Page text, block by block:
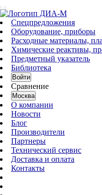
Спецпредложения
Оборудование, приборы
Расходные материалы,
Химические реактивы,
Предметный указатель
Библиотека
Войти
Сравнение
Москва
О компании
Новости
Блог
Производители
Партнеры
Технический сервис
Доставка и оплата
Контакты